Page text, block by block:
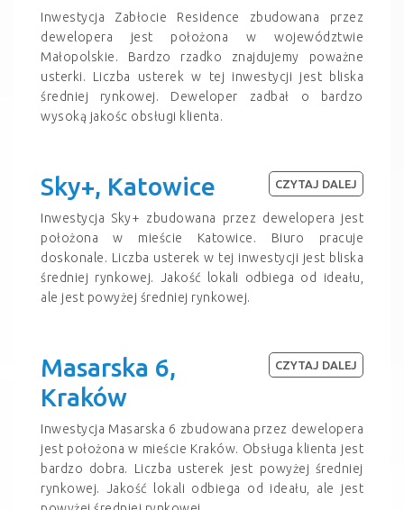
Inwestycja Zabłocie Residence zbudowana przez
dewelopera jest położona w województwie
Małopolskie. Bardzo rzadko znajdujemy poważne
usterki. Liczba usterek w tej inwestycji jest bliska
średniej rynkowej. Deweloper zadbał o bardzo
wysoką jakośc obsługi klienta.
Sky+, Katowice
Inwestycja Sky+ zbudowana przez dewelopera jest
położona w mieście Katowice. Biuro pracuje
doskonale. Liczba usterek w tej inwestycji jest bliska
średniej rynkowej. Jakość lokali odbiega od ideału,
ale jest powyżej średniej rynkowej.
CZYTAJ DALEJ
Masarska 6,
Kraków
Inwestycja Masarska 6 zbudowana przez dewelopera
jest położona w mieście Kraków. Obsługa klienta jest
bardzo dobra. Liczba usterek jest powyżej średniej
rynkowej. Jakość lokali odbiega od ideału, ale jest
CZYTAJ DALEJ